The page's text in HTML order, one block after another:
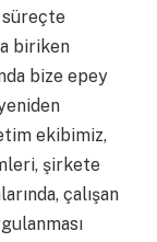
süreçte
biriken
bize epey
ekibimiz,
şirkete
çalışan